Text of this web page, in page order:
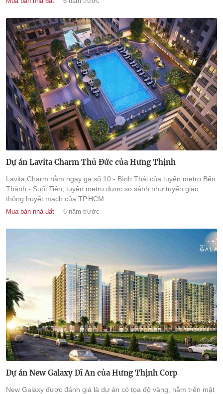
Dự án Lavita Charm Thủ Đức của Hưng Thịnh
Lavita Charm nằm ngay ga số 10 - Bình Thái của tuyến metro Bến
Thành - Suối Tiên, tuyến metro được so sánh như tuyến giao
thông huyết mạch của TP.HCM.
Mua bán nhà đất 6 năm trước
Dự án New Galaxy Dĩ An của Hưng Thịnh Corp
New Galaxy được đánh giá là dự án có tọa độ vàng, nằm trên mặt